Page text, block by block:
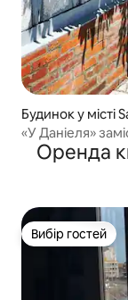
Будинок у місті
«У Даніеля»
Оренда
Вибір гостей
Вибір гостей